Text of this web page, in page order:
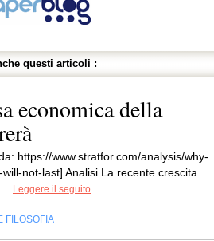
questi articoli :
economica della
https://www.stratfor.com/analysis/why-
not-last] Analisi La recente crescita
Leggere il seguito
FILOSOFIA